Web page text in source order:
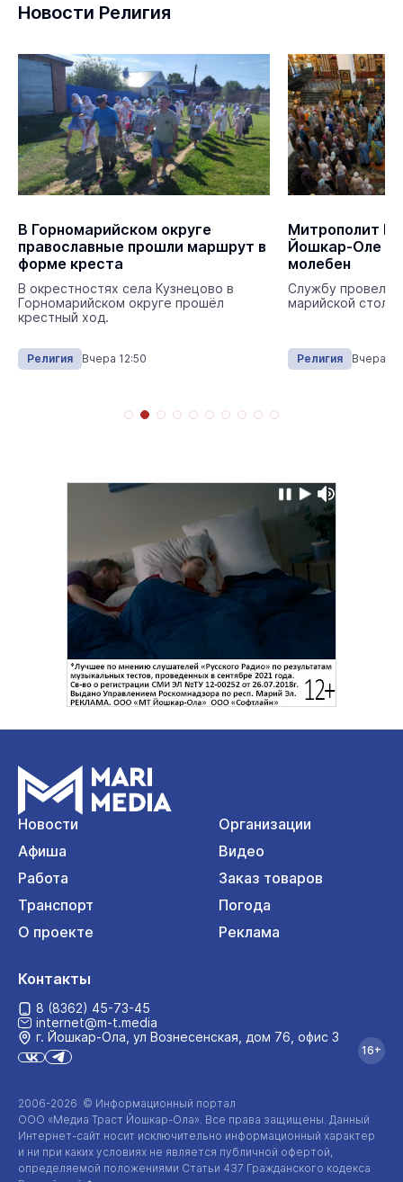
Новости Религия
В Горномарийском округе
православные прошли маршрут в
форме креста
В окрестностях села Кузнецово в
Горномарийском округе прошёл
крестный ход.
Религия Вчера 12:50
Митрополит
Йошкар-Оле
молебен
Службу провели
марийской
Религия Вчера
Новости
Организации
Афиша
Видео
Работа
Заказ товаров
Транспорт
Погода
О проекте
Реклама
2006-2026 © Информационный портал
ООО «Медиа Траст Йошкар-Ола». Все права защищены. Данный
Интернет-сайт носит исключительно информационный характер
и ни при каких условиях не является публичной офертой,
определяемой положениями Статьи 437 Гражданского кодекса
Контакты
8 (8362) 45-73-45
internet@m-t.media
г. Йошкар‑Ола, ул Вознесенская, дом 76, офис 3
16+